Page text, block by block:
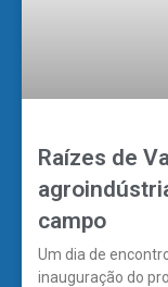
Raízes de
campo
Um dia de
inauguração do